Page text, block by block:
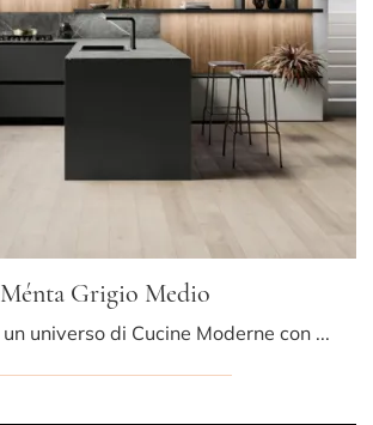
Ménta Grigio Medio
Clicca e scopri un universo di Cucine Moderne con penisola: la cucina Ménta Grigio Medio Miton in laminato ti sta aspettando!